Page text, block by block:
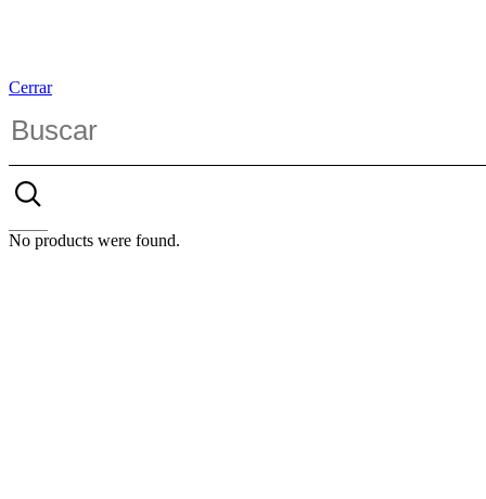
Cerrar
No products were found.